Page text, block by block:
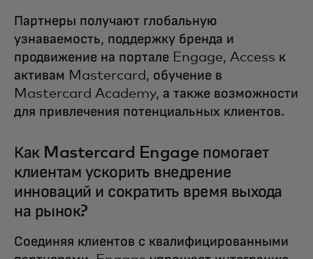
Партнеры получают глобальную
узнаваемость, поддержку бренда и
продвижение на портале Engage, Access к
активам Mastercard, обучение в
Mastercard Academy, а также возможности
для привлечения потенциальных клиентов.
Как Mastercard Engage помогает
клиентам ускорить внедрение
инноваций и сократить время выхода
на рынок?
Соединяя клиентов с квалифицированными